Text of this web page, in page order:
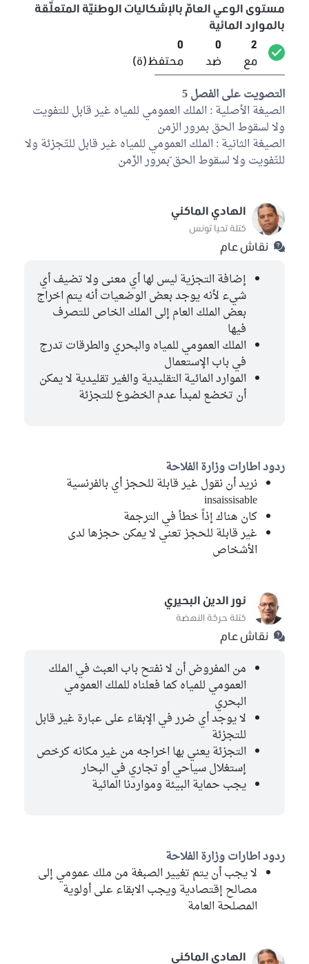
مستوى الوعي العامّ بالإشكاليات الوطنيّة المتعلّقة
بالموارد المائية
2
مع
0
ضد
0
محتفظ(ة)
التصويت على الفصل 5
الصيغة الأصلية : الملك العمومي للمياه غير قابل للتفويت
ولا لسقوط الحق بمرور الزمن
الصيغة الثانية : الملك العمومي للمياه غير قابل للتّجزئة ولا
للتّفويت ولا لسقوط الحق ّبمرور الزّمن
الهادي الماكني
كتلة تحيا تونس
نقاش عام
إضافة التجزية ليس لها أي معنى ولا تضيف أي
شيء لأنه يوجد بعض الوضعيات أنه يتم اخراج
بعض الملك العام إلى الملك الخاص للتصرف
فيها
الملك العمومي للمياه والبحري والطرقات تدرج
في باب الإستعمال
الموارد المائية التقليدية والغير تقليدية لا يمكن
أن تخضع لمبدأ عدم الخضوع للتجزئة
ردود اطارات وزارة الفلاحة
نريد أن نقول غير قابلة للحجز أي بالفرنسية
insaissisable
كان هناك إذاً خطأ في الترجمة
غير قابلة للحجز تعني لا يمكن حجزها لدى
الأشخاص
نور الدين البحيري
كتلة حركة النهضة
نقاش عام
من المفروض أن لا نفتح باب العبث في الملك
العمومي للمياه كما فعلناه للملك العمومي
البحري
لا يوجد أي ضرر في الإبقاء على عبارة غير قابل
للتجزئة
التجزئة يعني بها اخراجه من غير مكانه كرخص
إستغلال سياحي أو تجاري في البحار
يجب حماية البيئة ومواردنا المائية
ردود اطارات وزارة الفلاحة
لا يجب أن يتم تغيير الصبغة من ملك عمومي إلى
مصالح إقتصادية ويجب الابقاء على أولوية
المصلحة العامة
الهادي الماكني